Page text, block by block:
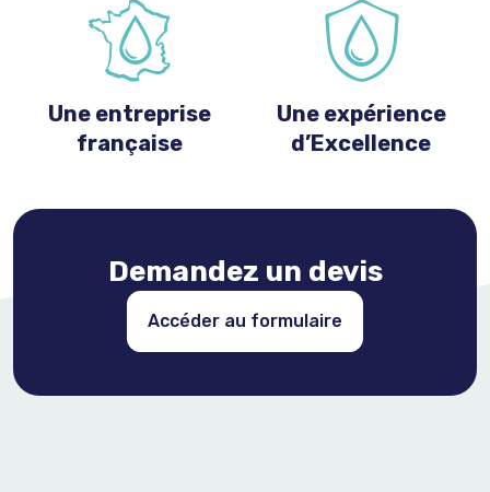
Une entreprise
française
Une expérience
d’Excellence
Demandez un devis
Accéder au formulaire